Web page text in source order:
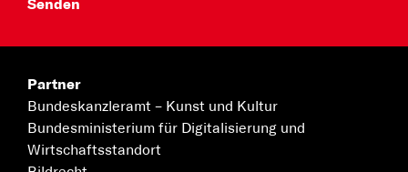
Partner
Bundeskanzleramt – Kunst und Kultur
Bundesministerium für Digitalisierung und
Wirtschaftsstandort